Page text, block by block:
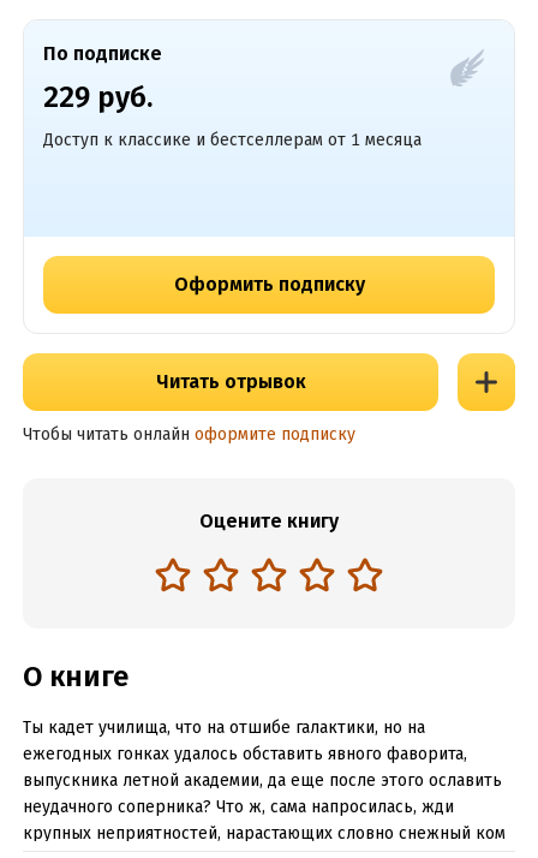
По подписке
229 руб.
Доступ к классике и бестселлерам от 1 месяца
Оформить подписку
Читать отрывок
Чтобы читать онлайн оформите подписку
Оцените книгу
О книге
Ты кадет училища, что на отшибе галактики, но на
ежегодных гонках удалось обставить явного фаворита,
выпускника летной академии, да еще после этого ославить
неудачного соперника? Что ж, сама напросилась, жди
крупных неприятностей, нарастающих словно снежный ком